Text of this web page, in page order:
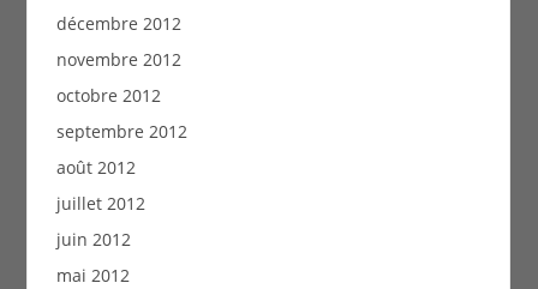
décembre 2012
novembre 2012
octobre 2012
septembre 2012
août 2012
juillet 2012
juin 2012
mai 2012